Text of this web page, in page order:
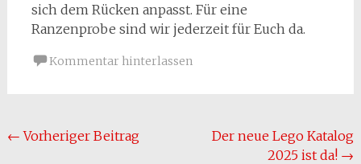
sich dem Rücken anpasst. Für eine
Ranzenprobe sind wir jederzeit für Euch da.
Kommentar hinterlassen
Beitragsnavigation
← Vorheriger Beitrag
Der neue Lego Katalog
2025 ist da! →